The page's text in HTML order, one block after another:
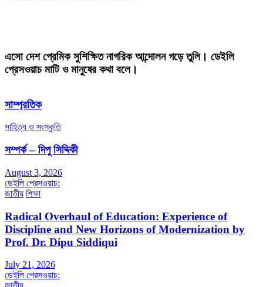
এসো দেশ প্রেমিক সুশিক্ষিত নাগরিক আন্দোলন গড়ে তুলি। ডেইলি
প্রেসওয়াচ মাটি ও মানুষের কথা বলে।
সাম্প্রতিক
সাহিত্য ও সংস্কৃতি
সম্পর্ক – দিপু সিদ্দিকী
August 3, 2026
ডেইলি প্রেসওয়াচ:
জাতীয় শিক্ষা
Radical Overhaul of Education: Experience of
Discipline and New Horizons of Modernization by
Prof. Dr. Dipu Siddiqui
July 21, 2026
ডেইলি প্রেসওয়াচ: